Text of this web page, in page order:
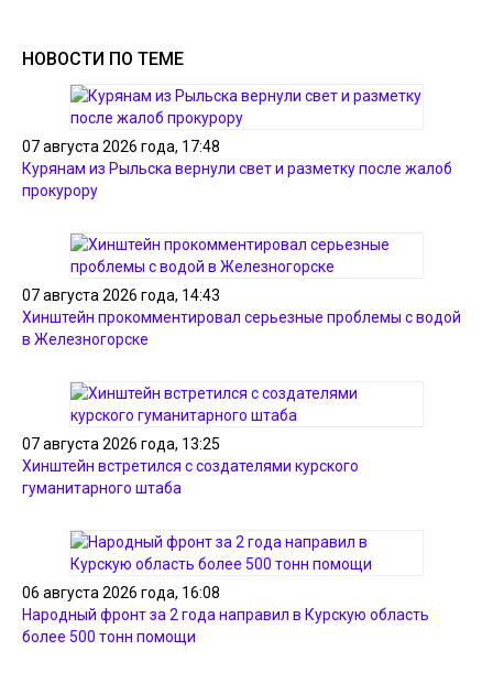
НОВОСТИ ПО ТЕМЕ
07 августа 2026 года, 17:48
Курянам из Рыльска вернули свет и разметку после жалоб
прокурору
07 августа 2026 года, 14:43
Хинштейн прокомментировал серьезные проблемы с водой
в Железногорске
07 августа 2026 года, 13:25
Хинштейн встретился с создателями курского
гуманитарного штаба
06 августа 2026 года, 16:08
Народный фронт за 2 года направил в Курскую область
более 500 тонн помощи